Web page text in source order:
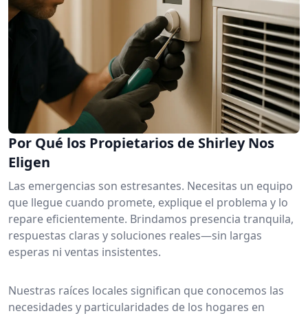
Por Qué los Propietarios de Shirley Nos
Eligen
Las emergencias son estresantes. Necesitas un equipo
que llegue cuando promete, explique el problema y lo
repare eficientemente. Brindamos presencia tranquila,
respuestas claras y soluciones reales—sin largas
esperas ni ventas insistentes.
Nuestras raíces locales significan que conocemos las
necesidades y particularidades de los hogares en